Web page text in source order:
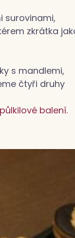
surovinami,
zkrátka
s mandlemi,
čtyři druhy
balení.